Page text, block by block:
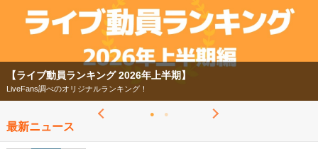
【ライブ動員ランキング 2026年上半期】
LiveFans調べのオリジナルランキング！
最新ニュース